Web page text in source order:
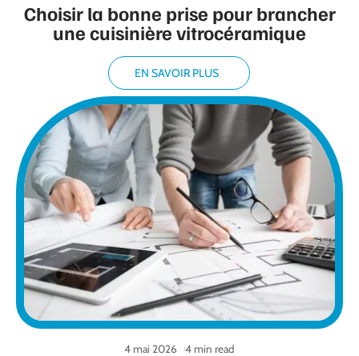
Choisir la bonne prise pour brancher
une cuisinière vitrocéramique
EN SAVOIR PLUS
4 mai 2026 4 min read